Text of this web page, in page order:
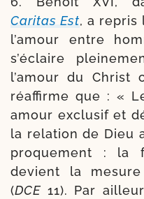
Caritas Est, a repris
l’amour entre
s’éclaire
l’amour du Christ
réaf­firme que : «
amour exclu­sif et
la rela­tion de Dieu
pro­que­ment : la
devient la
(DCE 11). Par